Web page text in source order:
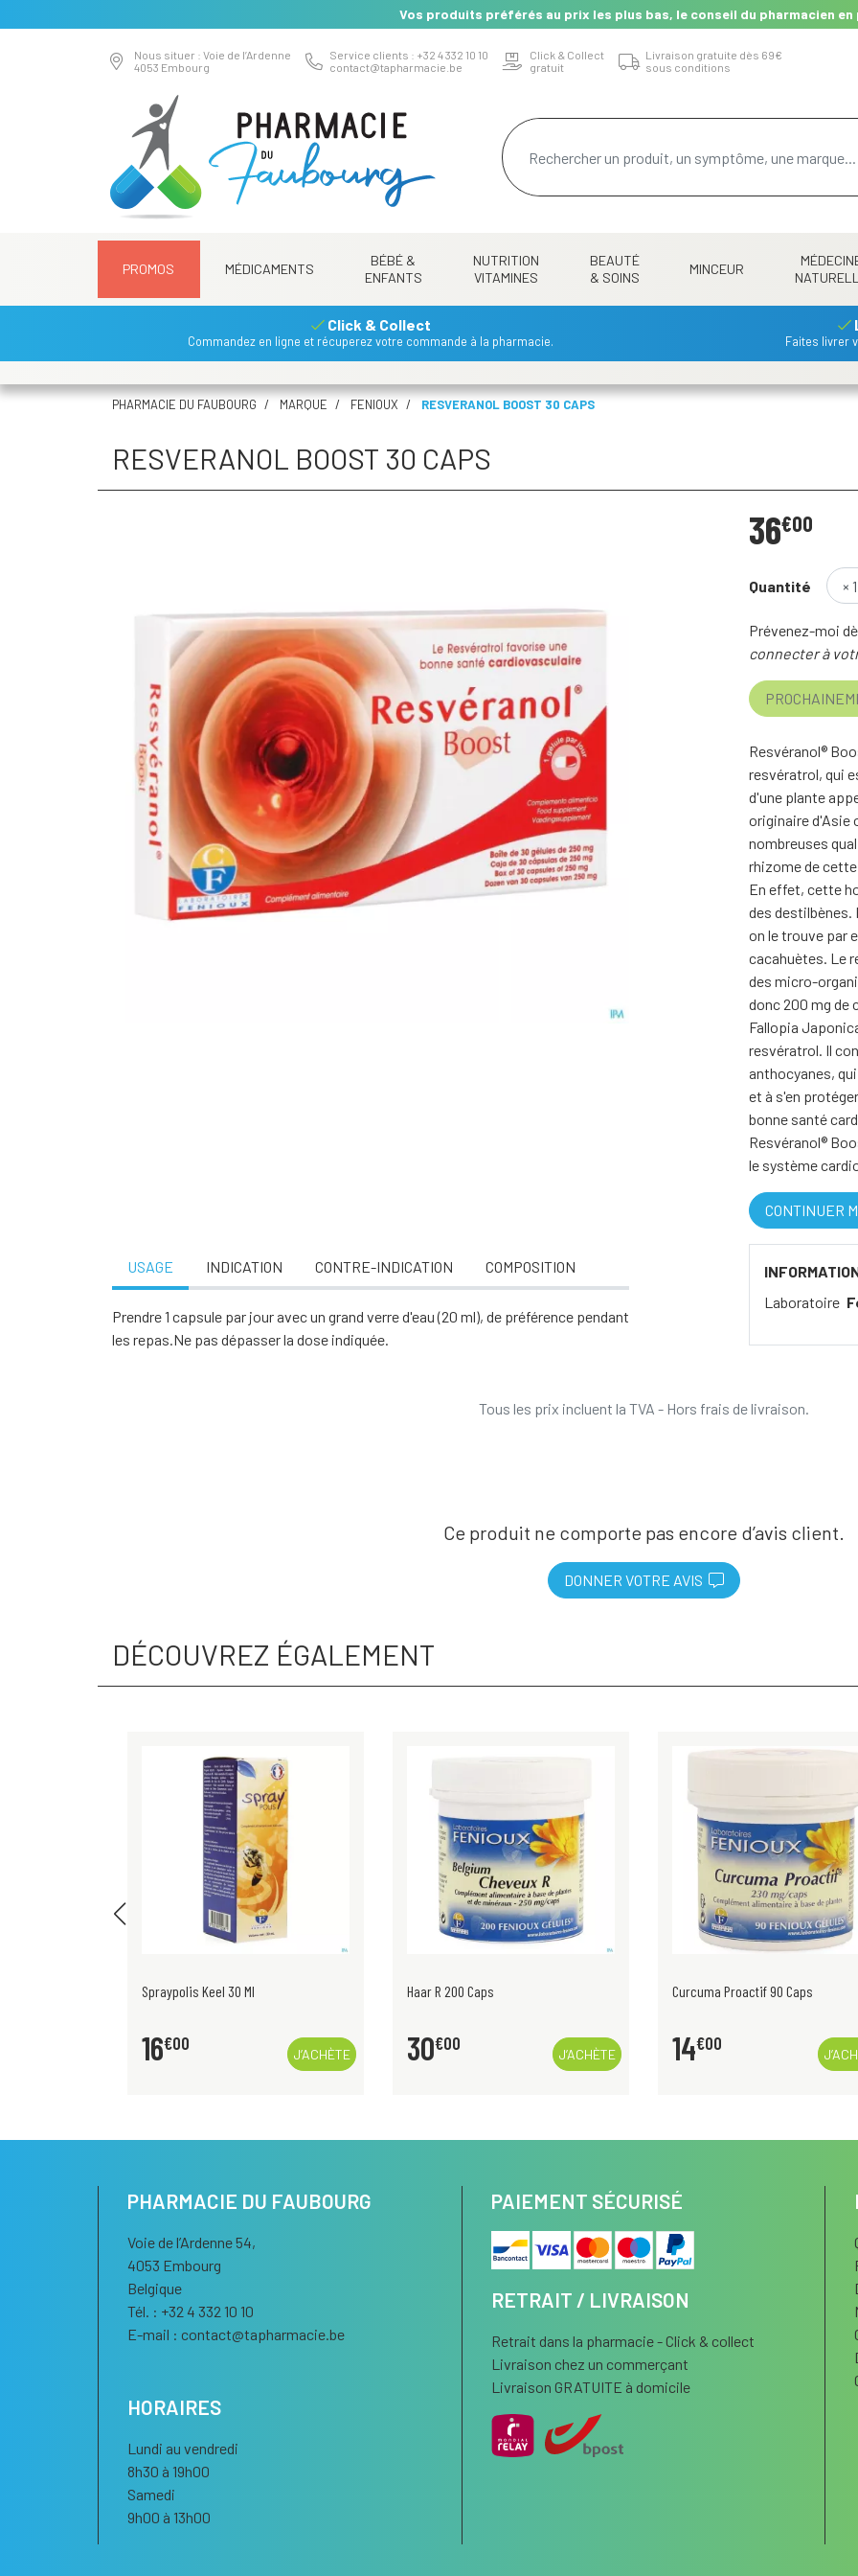
Vos produits préférés au prix les plus bas, le conseil du pharmacien en
Nous situer : Voie de l’Ardenne
4053 Embourg
Service clients : +32 4 332 10 10
contact@tapharmacie.be
Click & Collect
gratuit
Livraison gratuite dès 69€
sous conditions
PROMOS MÉDICAMENTS
BÉBÉ &
ENFANTS
NUTRITION
VITAMINES
BEAUTÉ
& SOINS
MINCEUR
Click & Collect
Commandez en ligne et récuperez votre commande à la pharmacie. Faites livrer
PHARMACIE DU FAUBOURG MARQUE FENIOUX RESVERANOL BOOST 30 CAPS
RESVERANOL BOOST 30 CAPS
36€00
Quantité
Prévenez-moi
connecter à
Resvéranol®
resvératrol, qui
d'une plante
originaire d'Asie
nombreuses
rhizome de
En effet, cette
des destilbènes.
on le trouve par
cacahuètes. Le
des micro-
donc 200 mg de
Fallopia
resvératrol. Il
anthocyanes,
et à s'en
bonne santé
Resvéranol®
le système
CONTINUER
USAGE INDICATION CONTRE-INDICATION COMPOSITION
Prendre 1 capsule par jour avec un grand verre d'eau (20 ml), de préférence pendant
les repas.Ne pas dépasser la dose indiquée.
Laboratoire
Tous les prix incluent la TVA - Hors frais de livraison.
Ce produit ne comporte pas encore d’avis client.
DONNER VOTRE AVIS
DÉCOUVREZ ÉGALEMENT
Spraypolis Keel 30 Ml
16€00
J’ACHÈTE
Haar R 200 Caps
30€00
J’ACHÈTE
Curcuma Proactif 90 Caps
14€00
PHARMACIE DU FAUBOURG
Voie de l’Ardenne 54,
4053 Embourg
Belgique
Tél. : +32 4 332 10 10
E-mail : contact@tapharmacie.be
HORAIRES
Lundi au vendredi
8h30 à 19h00
Samedi
9h00 à 13h00
PAIEMENT SÉCURISÉ
RETRAIT / LIVRAISON
Retrait dans la pharmacie - Click & collect
Livraison chez un commerçant
Livraison GRATUITE à domicile